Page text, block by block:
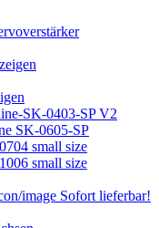
SK-0403-SP V2
SK-0605-SP
small size
small size
Sofort lieferbar!